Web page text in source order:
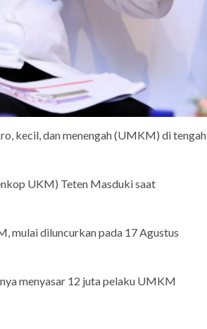
kecil, dan menengah (UMKM) di tengah
UKM) Teten Masduki saat
mulai diluncurkan pada 17 Agustus
menyasar 12 juta pelaku UMKM